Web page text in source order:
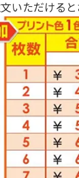
いただけると